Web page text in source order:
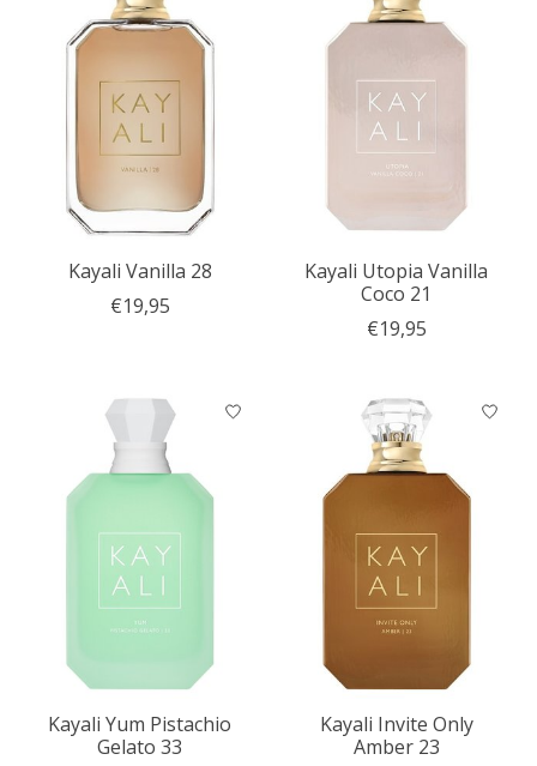
Kayali Vanilla 28
€19,95
Kayali Utopia Vanilla
Coco 21
€19,95
Kayali Yum Pistachio
Gelato 33
Kayali Invite Only
Amber 23